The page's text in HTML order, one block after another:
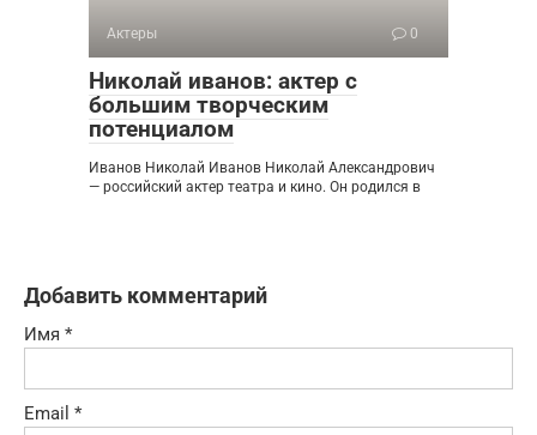
Актеры 0
Николай иванов: актер с
большим творческим
потенциалом
Иванов Николай Иванов Николай Александрович
— российский актер театра и кино. Он родился в
Добавить комментарий
Имя *
Email *